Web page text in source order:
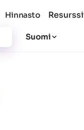
Hinnasto
Suomi